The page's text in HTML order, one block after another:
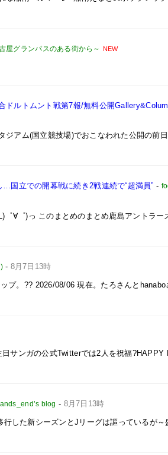
屋グランパスのある街から～ NEW
ルトムント戦第7報/無料公開
アム(国立競技場)でおこなわれた公開の前
国立での開幕戦に続き2戦連続で“超満員” -
∀゜)っ このまとめのまとめ鹿島アントラー
- 8月7日13時
プ。?? 2026/08/06 現在。たろさんとhanabo
サンガの公式Twitterでは2人を祝福?HAPPY
blog - 8月7日13時
した新シーズンとJリーグは謳っているが